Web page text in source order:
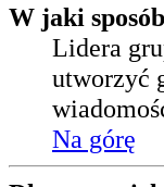
W jaki
Lidera
utworzyć
Na górę